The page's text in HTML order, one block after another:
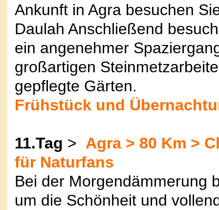
Ankunft in Agra besuchen
Daulah Anschließend
ein angenehmer
großartigen
gepflegte Gärten.
Frühstück und
11.Tag > Agra > 80 Km >
für Naturfans
Bei der Morgendämmerung
um die Schönheit und